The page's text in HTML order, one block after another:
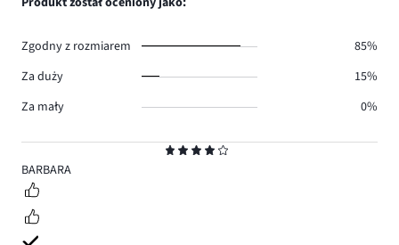
4
BARBARA
Zgodny z rozmiarem
85%
Za duży
15%
Za mały
0%